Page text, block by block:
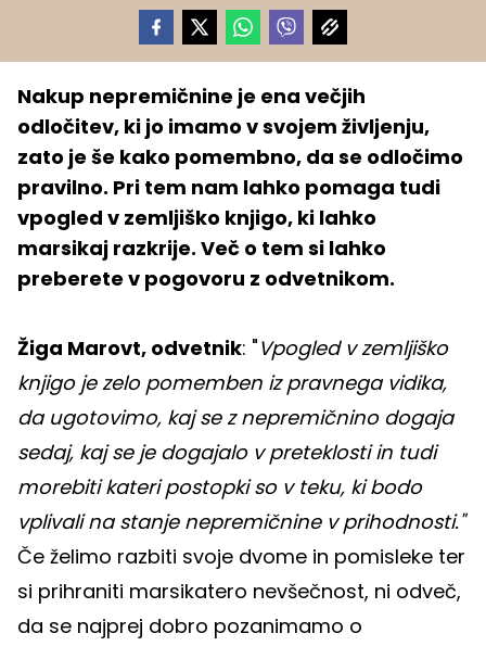
Nakup nepremičnine je ena večjih
odločitev, ki jo imamo v svojem življenju,
zato je še kako pomembno, da se odločimo
pravilno. Pri tem nam lahko pomaga tudi
vpogled v zemljiško knjigo, ki lahko
marsikaj razkrije. Več o tem si lahko
preberete v pogovoru z odvetnikom.
Žiga Marovt, odvetnik: "Vpogled v zemljiško
knjigo je zelo pomemben iz pravnega vidika,
da ugotovimo, kaj se z nepremičnino dogaja
sedaj, kaj se je dogajalo v preteklosti in tudi
morebiti kateri postopki so v teku, ki bodo
vplivali na stanje nepremičnine v prihodnosti."
Če želimo razbiti svoje dvome in pomisleke ter
si prihraniti marsikatero nevšečnost, ni odveč,
da se najprej dobro pozanimamo o